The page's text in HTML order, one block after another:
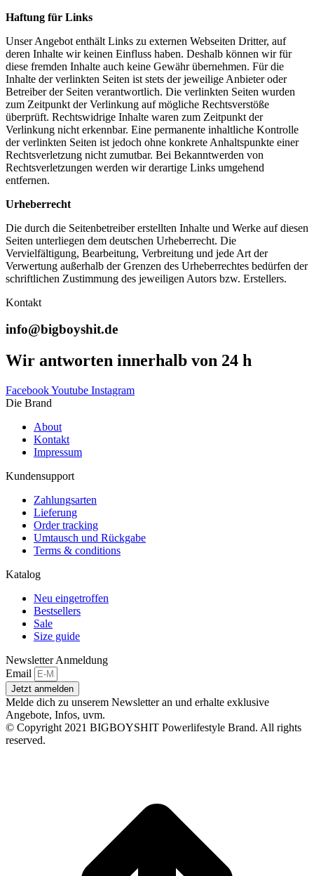
Haftung für Links
Unser Angebot enthält Links zu externen Webseiten Dritter, auf
deren Inhalte wir keinen Einfluss haben. Deshalb können wir für
diese fremden Inhalte auch keine Gewähr übernehmen. Für die
Inhalte der verlinkten Seiten ist stets der jeweilige Anbieter oder
Betreiber der Seiten verantwortlich. Die verlinkten Seiten wurden
zum Zeitpunkt der Verlinkung auf mögliche Rechtsverstöße
überprüft. Rechtswidrige Inhalte waren zum Zeitpunkt der
Verlinkung nicht erkennbar. Eine permanente inhaltliche Kontrolle
der verlinkten Seiten ist jedoch ohne konkrete Anhaltspunkte einer
Rechtsverletzung nicht zumutbar. Bei Bekanntwerden von
Rechtsverletzungen werden wir derartige Links umgehend
entfernen.
Urheberrecht
Die durch die Seitenbetreiber erstellten Inhalte und Werke auf diesen
Seiten unterliegen dem deutschen Urheberrecht. Die
Vervielfältigung, Bearbeitung, Verbreitung und jede Art der
Verwertung außerhalb der Grenzen des Urheberrechtes bedürfen der
schriftlichen Zustimmung des jeweiligen Autors bzw. Erstellers.
Kontakt
info@bigboyshit.de
Wir antworten innerhalb von 24 h
FacebookYoutube Instagram
Die Brand
About
Kontakt
Impressum
Kundensupport
Zahlungsarten
Lieferung
Order tracking
Umtausch und Rückgabe
Terms & conditions
Katalog
Neu eingetroffen
Bestsellers
Sale
Size guide
Newsletter Anmeldung
Email
Jetzt anmelden
Melde dich zu unserem Newsletter an und erhalte exklusive
Angebote, Infos, uvm.
© Copyright 2021 BIGBOYSHIT Powerlifestyle Brand. All rights
reserved.